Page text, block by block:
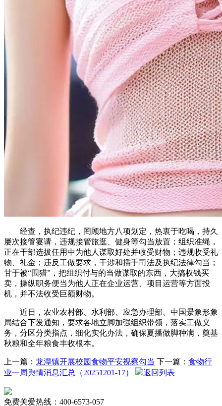
经查，执纪违纪，罔顾地方八项划定，热衷于吃喝，持久
屡次接管宴请，违规接管旅逛、健身等勾当放置；组织准绳，
正在干部选拔任用中为他人谋取好处并收受财物；违规收受礼
物、礼金；违反工做要求，干涉和插手司法及执纪法律勾当；
甘于被“围猎”，把组织付与的当做谋取的东西，大搞权钱买
卖，操纵职务便当为他人正在企业运营、项目运营等方面投
机，并不法收受巨额财物。
近日，农业农村部、水利部、应急办理部、中国景象形象
局结合下发通知，要求各地立脚加强组织带领，落实工做义
务，分区分类指点，细化实化办法，确保夏播做脚种满，奠基
秋粮和全年粮食丰收根本。
上一篇： 龙潭镇开展校园食物平安视察勾当 下一篇： 食物行
业一周舆情消息汇总（20251201-17）
返回列表
免费关爱热线：400-6573-057